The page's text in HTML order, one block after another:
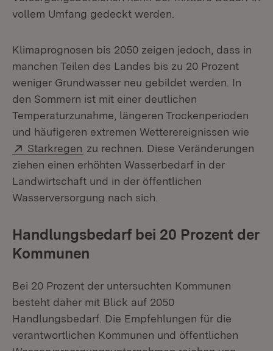
vollem Umfang gedeckt werden.
Klimaprognosen bis 2050 zeigen jedoch, dass in
manchen Teilen des Landes bis zu 20 Prozent
weniger Grundwasser neu gebildet werden. In
den Sommern ist mit einer deutlichen
Temperaturzunahme, längeren Trockenperioden
und häufigeren extremen Wetterereignissen wie
Extern:
Starkregen (Öffnet in neuem Fenster)
zu rechnen. Diese Veränderungen
ziehen einen erhöhten Wasserbedarf in der
Landwirtschaft und in der öffentlichen
Wasserversorgung nach sich.
Handlungsbedarf bei 20 Prozent der
Kommunen
Bei 20 Prozent der untersuchten Kommunen
besteht daher mit Blick auf 2050
Handlungsbedarf. Die Empfehlungen für die
verantwortlichen Kommunen und öffentlichen